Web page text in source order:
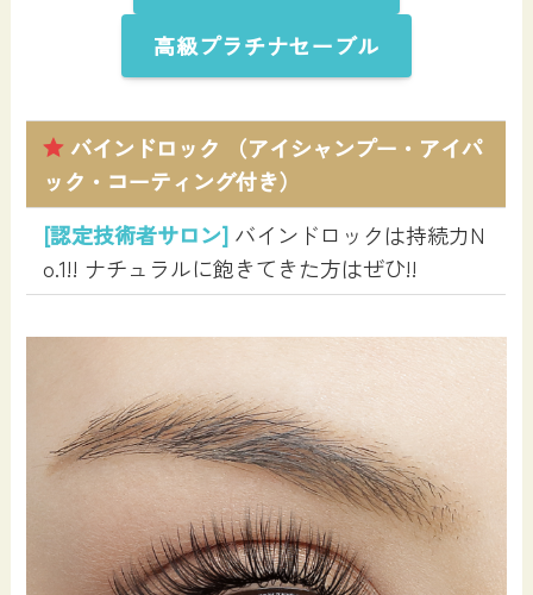
高級プラチナセーブル
バインドロック （アイシャンプー・アイパ
ック・コーティング付き）
[認定技術者サロン] バインドロックは持続力N
o.1!! ナチュラルに飽きてきた方はぜひ!!